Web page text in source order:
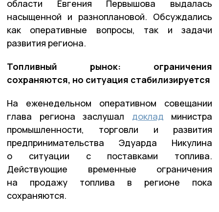
области Евгения Первышова выдалась
насыщенной и разноплановой. Обсуждались
как оперативные вопросы, так и задачи
развития региона.
Топливный рынок: ограничения
сохраняются, но ситуация стабилизируется
На еженедельном оперативном совещании
глава региона заслушал доклад министра
промышленности, торговли и развития
предпринимательства Эдуарда Никулина
о ситуации с поставками топлива.
Действующие временные ограничения
на продажу топлива в регионе пока
сохраняются.